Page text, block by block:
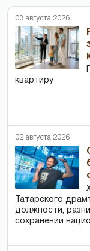
03 августа 2026
квартиру
02 августа 2026
Татарского
должности,
сохранении